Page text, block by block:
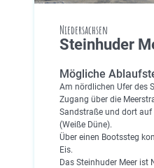
Niedersachsen
Steinhuder
Mögliche
Am nördlichen Ufer des
Zugang über die
Sandstraße und dort auf
(Weiße Düne).
Über einen Bootssteg
Eis.
Das Steinhuder Meer